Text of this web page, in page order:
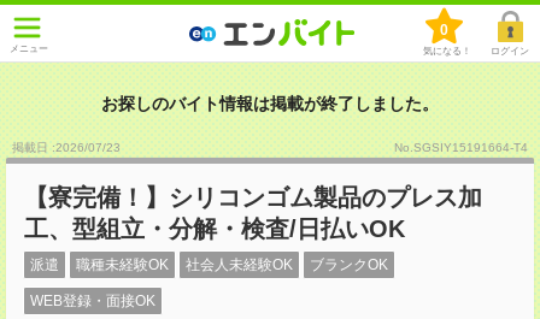
メニュー
0
気になる！ ログイン
お探しのバイト情報は掲載が終了しました。
掲載日 :2026/07/23 No.SGSIY15191664-T4
【寮完備！】シリコンゴム製品のプレス加
工、型組立・分解・検査/日払いOK
派遣 職種未経験OK 社会人未経験OK ブランクOK
WEB登録・面接OK